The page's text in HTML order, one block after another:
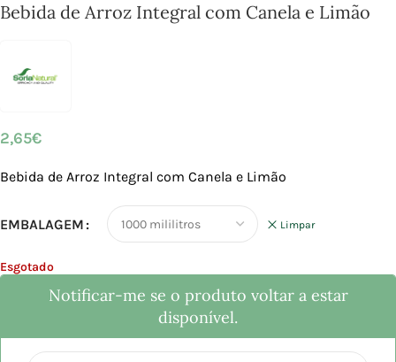
Bebida de Arroz Integral com Canela e Limão
2,65€
Bebida de Arroz Integral com Canela e Limão
EMBALAGEM Limpar
Esgotado
Notificar-me se o produto voltar a estar
disponível.